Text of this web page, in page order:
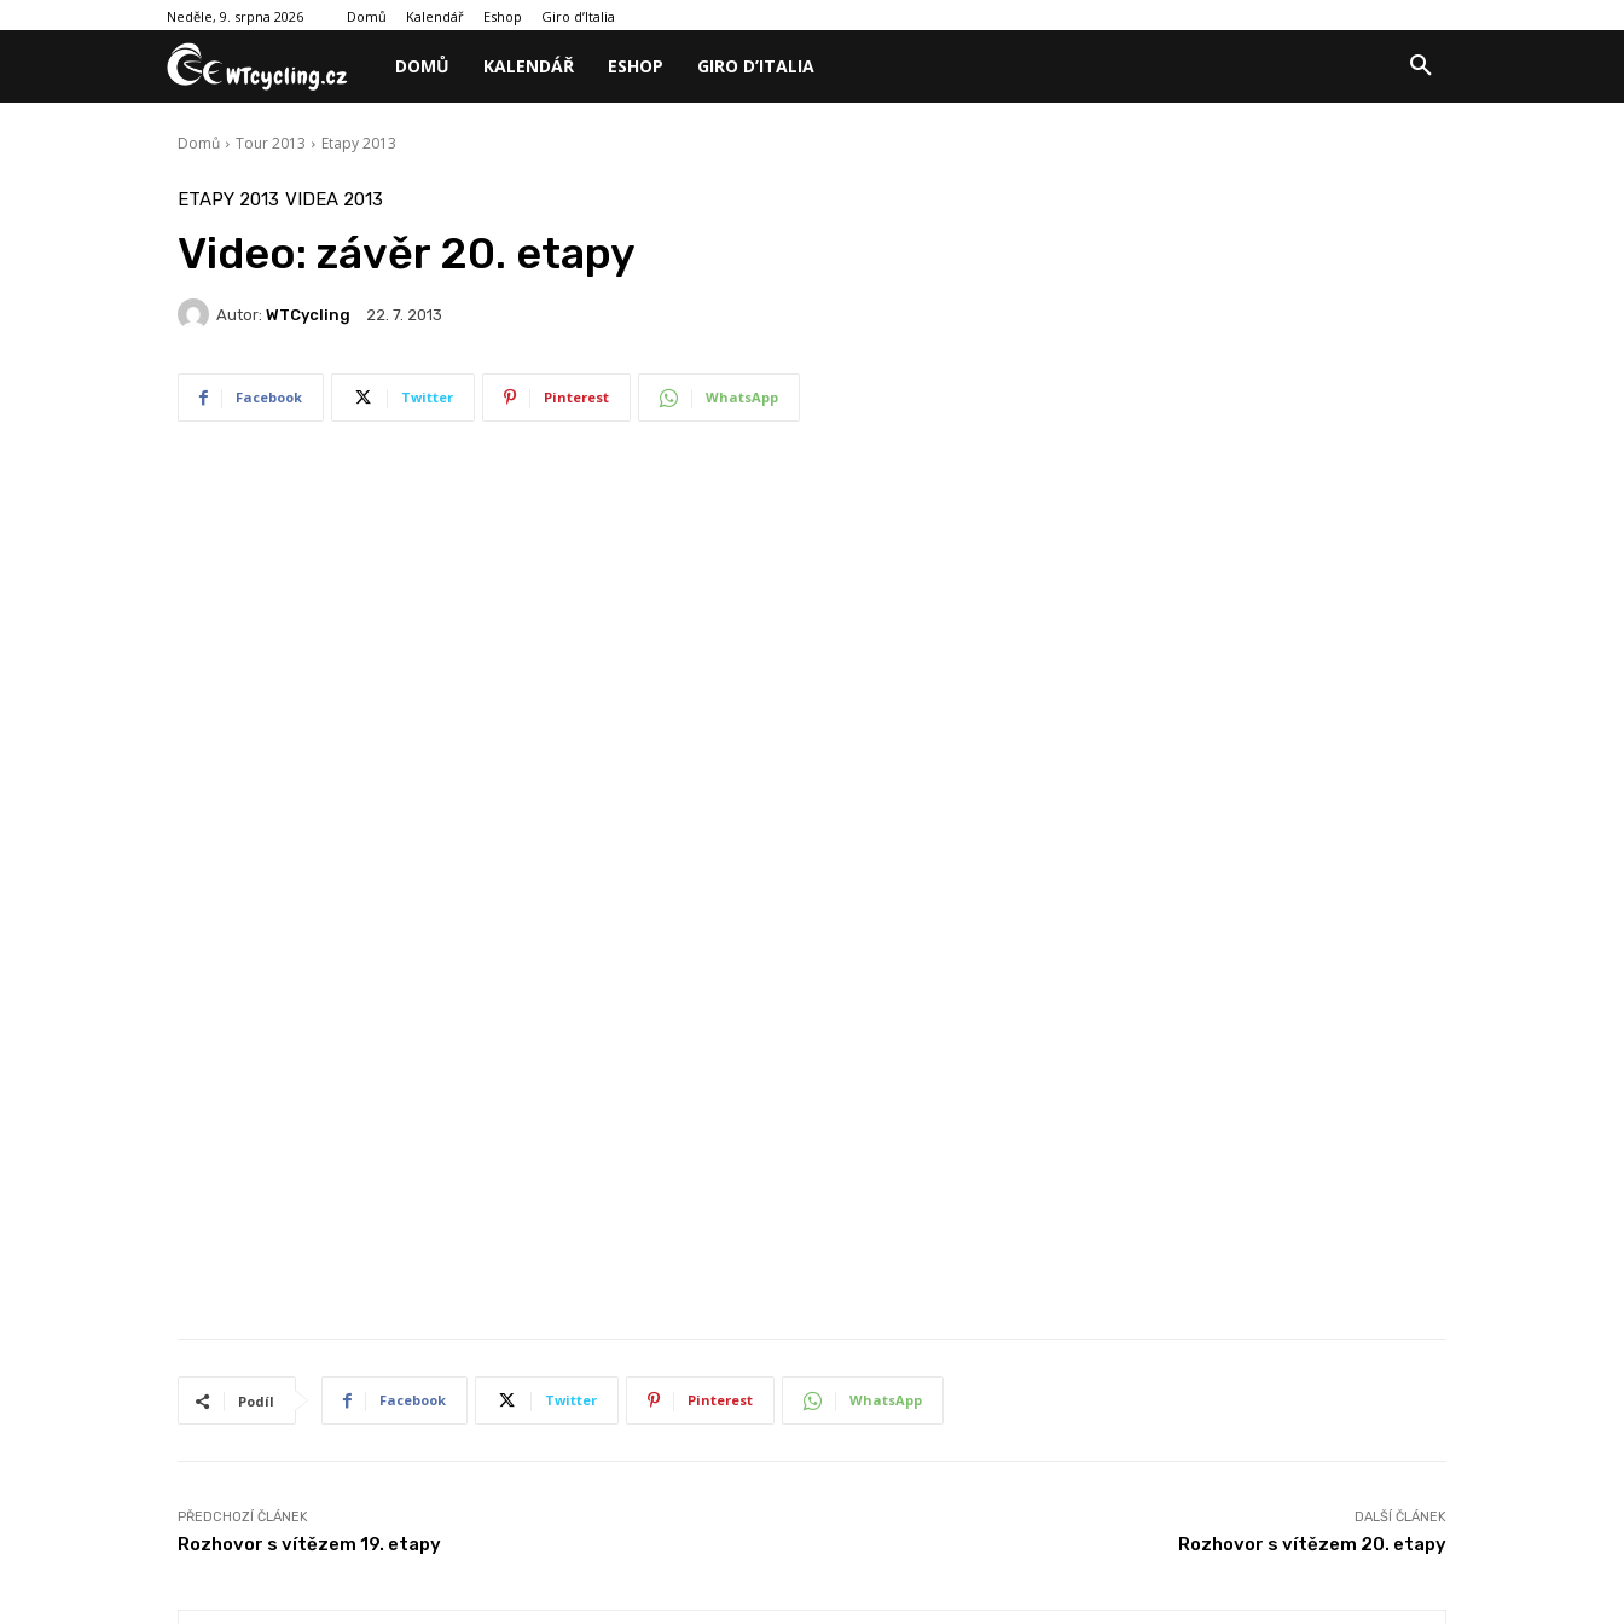
Neděle, 9. srpna 2026 Domů Kalendář Eshop Giro d’Italia
DOMŮ KALENDÁŘ ESHOP GIRO D’ITALIA
Domů Tour 2013 Etapy 2013
ETAPY 2013 VIDEA 2013
Video: závěr 20. etapy
Autor: WTCycling 22. 7. 2013
Facebook Twitter Pinterest WhatsApp
Podíl Facebook Twitter Pinterest WhatsApp
PŘEDCHOZÍ ČLÁNEK
Rozhovor s vítězem 19. etapy
DALŠÍ ČLÁNEK
Rozhovor s vítězem 20. etapy